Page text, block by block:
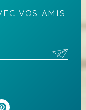
VOS AMIS